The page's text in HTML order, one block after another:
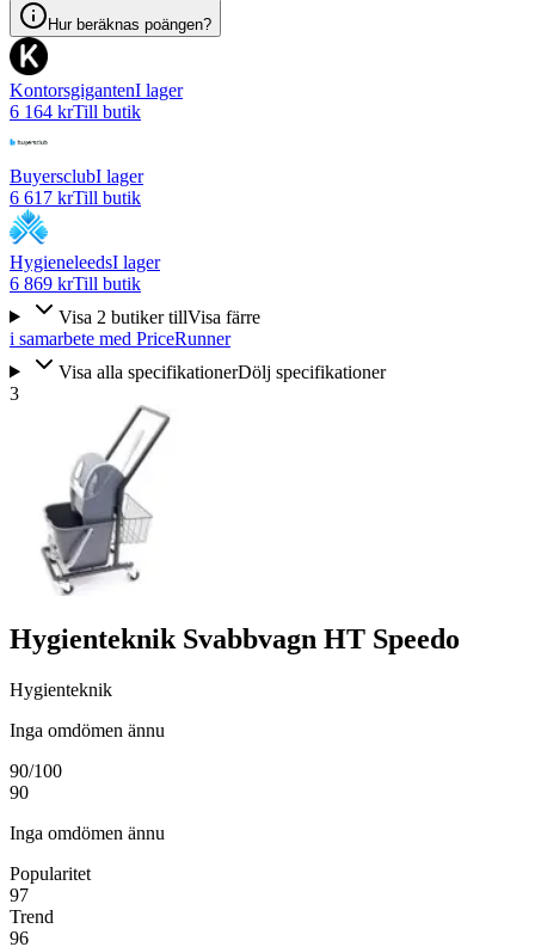
Hur beräknas poängen?
KontorsgigantenI lager
6 164 krTill butik
BuyersclubI lager
6 617 krTill butik
HygieneleedsI lager
6 869 krTill butik
Visa 2 butiker tillVisa färre
i samarbete med PriceRunner
Visa alla specifikationerDölj specifikationer
3
Hygienteknik Svabbvagn HT Speedo
Hygienteknik
Inga omdömen ännu
90/100
90
Inga omdömen ännu
Popularitet
97
Trend
96